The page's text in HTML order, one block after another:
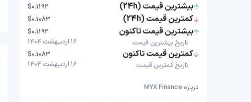
بیشترین قیمت (24h) $0.1192
کمترین قیمت (24h) $0.1083
بیشترین قیمت تاکنون
تاریخ بیشترین قیمت
$0.1192
16 اردیبهشت 1404
کمترین قیمت تاکنون
تاریخ کمترین قیمت
$0.1083
16 اردیبهشت 1404
درباره MYX Finance